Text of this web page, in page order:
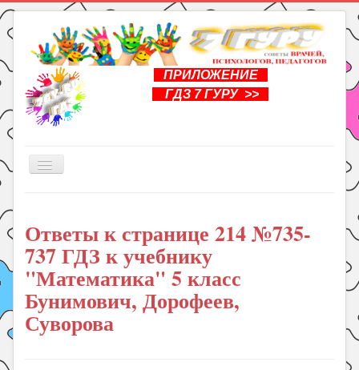
ПРИЛОЖЕНИЕ
ГДЗ 7 ГУРУ >>
Включить/
Книги
Рукоделие
Подготовка к школе
Уроки
ГДЗ
Ответы к странице 214 №735-
737 ГДЗ к учебнику
"Математика" 5 класс
Бунимович, Дорофеев,
Суворова